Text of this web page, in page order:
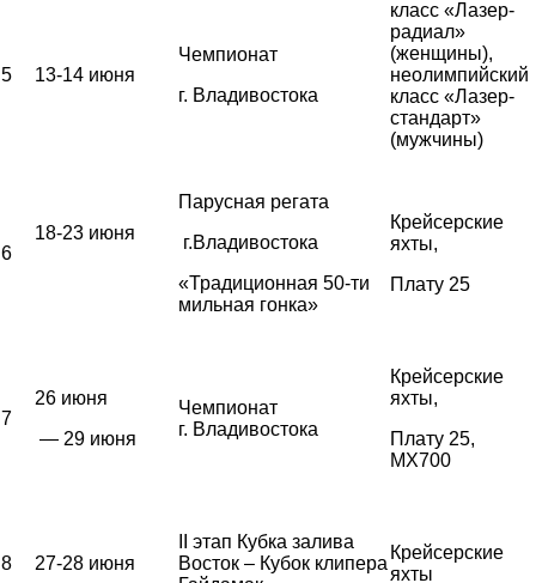
5 13-14 июня
Чемпионат
г. Владивостока
класс «Лазер-
радиал»
(женщины),
неолимпийский
класс «Лазер-
стандарт»
(мужчины)
6
18-23 июня
Парусная регата
г.Владивостока
«Традиционная 50-ти
мильная гонка»
Крейсерские
яхты,
Плату 25
7
26 июня
— 29 июня
Чемпионат
г. Владивостока
Крейсерские
яхты,
Плату 25,
MX700
8 27-28 июня
II этап Кубка залива
Восток – Кубок клипера
Крейсерские
яхты